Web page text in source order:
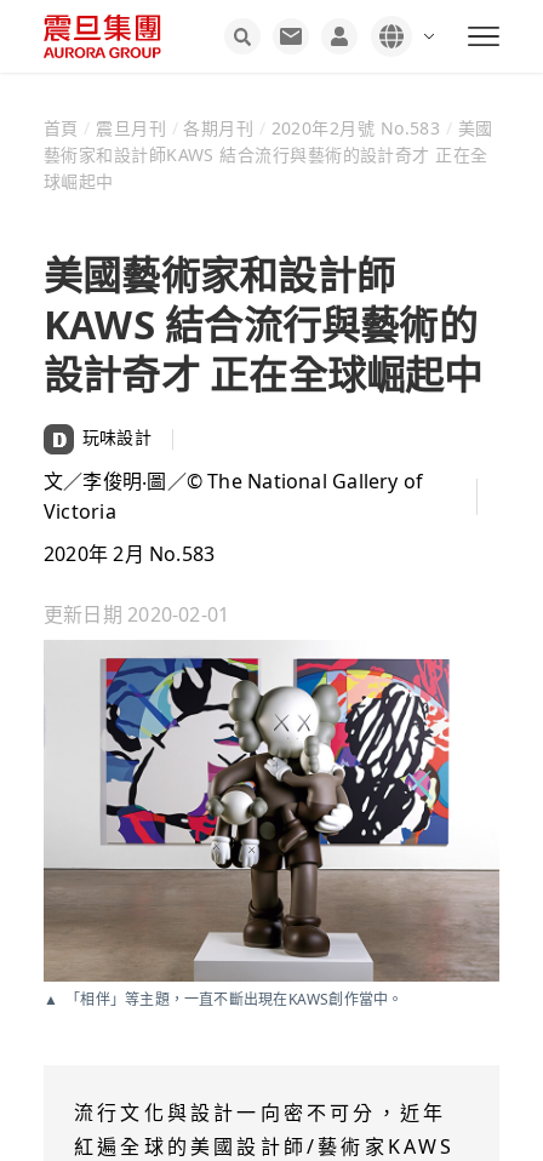
首頁 / 震旦月刊 /各期月刊 / 2020年2月號 No.583 / 美國
藝術家和設計師KAWS 結合流行與藝術的設計奇才 正在全
球崛起中
美國藝術家和設計師
KAWS 結合流行與藝術的
設計奇才 正在全球崛起中
玩味設計
文／李俊明‧圖／© The National Gallery of
Victoria
2020年 2月 No.583
更新日期 2020-02-01
「相伴」等主題，一直不斷出現在KAWS創作當中。
流行文化與設計一向密不可分，近年
紅遍全球的美國設計師/藝術家KAWS